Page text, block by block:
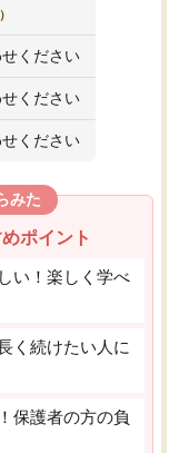
ください
ください
ください
みた
ポイント
い！楽しく学べ
く続けたい人に
保護者の方の負